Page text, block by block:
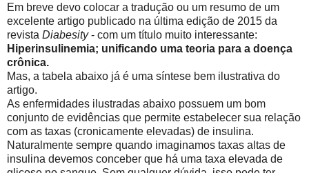
Em breve devo colocar a tradução ou um resumo de um
excelente artigo publicado na última edição de 2015 da
revista Diabesity- com um título muito interessante:
Hiperinsulinemia; unificando uma teoria para a doença
crônica.
Mas, a tabela abaixo já é uma síntese bem ilustrativa do
artigo.
As enfermidades ilustradas abaixo possuem um bom
conjunto de evidências que permite estabelecer sua relação
com as taxas (cronicamente elevadas) de insulina.
Naturalmente sempre quando imaginamos taxas altas de
insulina devemos conceber que há uma taxa elevada de